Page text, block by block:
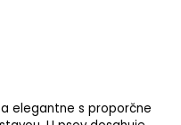
elegantne s proporčne